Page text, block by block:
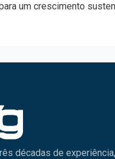
um crescimento
décadas de